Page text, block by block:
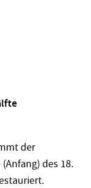
der
des 18.